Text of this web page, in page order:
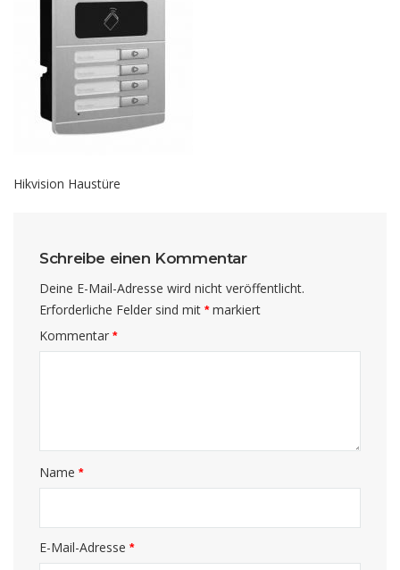
Hikvision Haustüre
Schreibe einen Kommentar
Deine E-Mail-Adresse wird nicht veröffentlicht.
Erforderliche Felder sind mit*markiert
Kommentar*
Name*
E-Mail-Adresse*